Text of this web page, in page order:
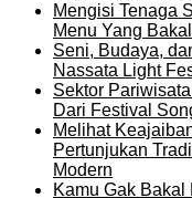
Mengisi Tenaga
Menu Yang
Seni, Budaya,
Nassata Light
Sektor
Dari Festival
Melihat
Pertunjukan
Modern
Kamu Gak